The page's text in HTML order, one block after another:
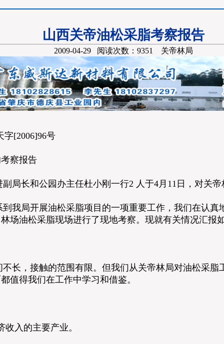
山西关帝油松采脂考察报告
2009-04-29 阅读次数：9351 关帝林局
号
察报告
长和公园办主任杜小刚一行2 人于4月11日，对关帝
局开展油松采脂项目的一项重要工作，我们在认真
场油松采脂现场进行了现地考察。现就有关情况汇报
，接触的范围有限。但我们从关帝林局对油松采脂
值得我们在工作中学习和借鉴。
入的主要产业。